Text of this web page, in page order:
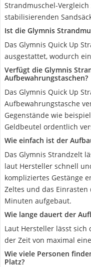
Strandmuschel-
stabilisierenden
Ist die Glymnis
Das Glymnis Quick Up
ausgestattet, wodurch
Verfügt die Glymnis
Aufbewahrungstaschen?
Das Glymnis Quick Up
Aufbewahrungstasche
Gegenstände wie
Geldbeutel ordentlich
Wie einfach ist der
Das Glymnis Strandzelt
laut Hersteller schnell
kompliziertes Gestänge
Zeltes und das
Minuten aufgebaut.
Wie lange dauert der
Laut Hersteller lässt sich
der Zeit von maximal
Wie viele Personen
Platz?